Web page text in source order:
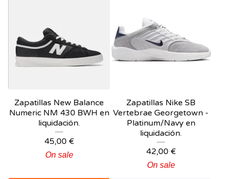
Zapatillas New Balance
Numeric NM 430 BWH en
liquidación.
45,00 €
On sale
Zapatillas Nike SB
Vertebrae Georgetown -
Platinum/Navy en
liquidación.
42,00 €
On sale